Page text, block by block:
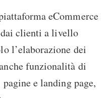
eCommerce
dai clienti a livello
l’elaborazione dei
funzionalità di
e landing page,